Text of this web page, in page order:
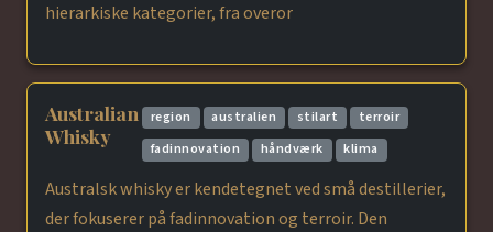
hierarkiske kategorier, fra overor
Australian
Whisky
region australien stilart
terroir
fadinnovation
håndværk klima
Australsk whisky er kendetegnet ved små destillerier,
der fokuserer på fadinnovation og terroir. Den